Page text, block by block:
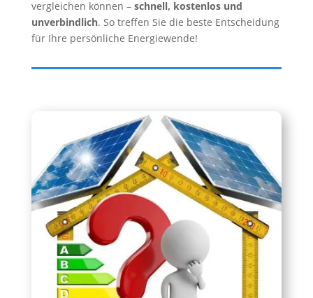
vergleichen können – schnell, kostenlos und
unverbindlich. So treffen Sie die beste Entscheidung
für Ihre persönliche Energiewende!